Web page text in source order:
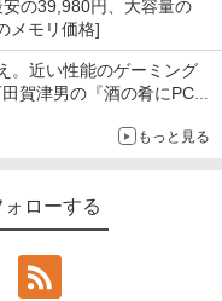
の39,980円、大容量の
メモリ価格]
。近い性能のゲーミング
賀津男の『酒の肴にPCゲ
もっと見る
ローする